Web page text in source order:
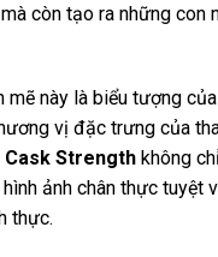
còn tạo ra những con
mẽ này là biểu tượng
vị đặc trưng của
Cask Strength không
ảnh chân thực tuyệt
thực.